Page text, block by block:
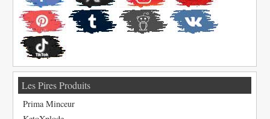
Les Pires Produits
Prima Minceur